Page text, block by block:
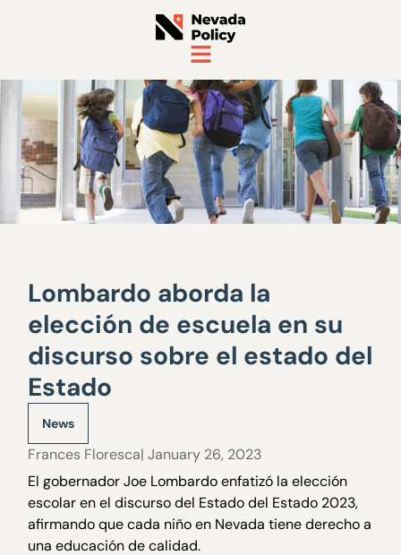
Lombardo aborda la
elección de escuela en su
discurso sobre el estado del
Estado
News
Frances Floresca| January 26, 2023
El gobernador Joe Lombardo enfatizó la elección
escolar en el discurso del Estado del Estado 2023,
afirmando que cada niño en Nevada tiene derecho a
una educación de calidad.